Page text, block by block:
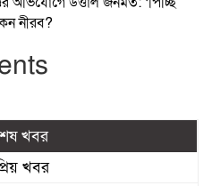
নীরব?
খবর
খবর